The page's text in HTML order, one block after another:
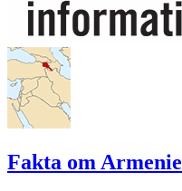
Fakta om